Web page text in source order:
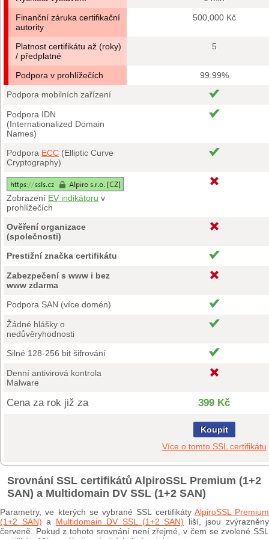
Finanční záruka certifikační
autority
500,000 Kč
Platnost certifikátu až (roky)
/ předplatné
5
Podpora v prohlížečích
99.99%
Podpora mobilních zařízení
Podpora IDN
(Internationalized Domain
Names)
Podpora ECC (Elliptic Curve
Cryptography)
Zobrazení EV indikátoru v
prohlížečích
Ověření organizace
(společnosti)
Prestižní značka certifikátu
Zabezpečení s www i bez
www zdarma
Podpora SAN (více domén)
Žádné hlášky o
nedůvěryhodnosti
Silné 128-256 bit šifrování
Denní antivirová kontrola
Malware
Cena za rok již za 399 Kč
Koupit
Více o tomto SSL certifikátu
Srovnání SSL certifikátů AlpiroSSL Premium (1+2
SAN) a Multidomain DV SSL (1+2 SAN)
Parametry, ve kterých se vybrané SSL certifikáty AlpiroSSL Premium
(1+2 SAN) a Multidomain DV SSL (1+2 SAN) liší, jsou zvýrazněny
červeně. Pokud z tohoto srovnání není zřejmé, v čem se zvolené SSL